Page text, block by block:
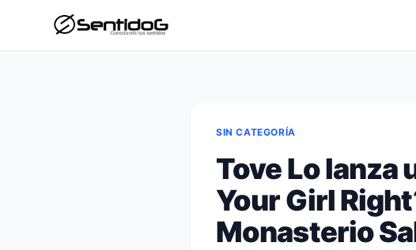
SIN CATEGORÍA
Tove Lo lanza
Your Girl
Monasterio